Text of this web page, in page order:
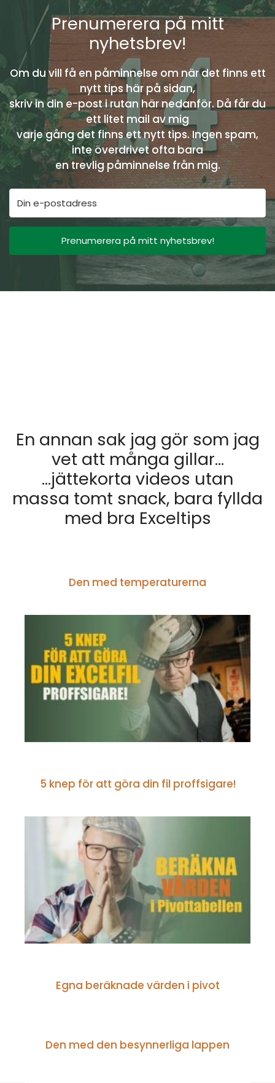
Prenumerera på mitt
nyhetsbrev!
Om du vill få en påminnelse om när det finns ett
nytt tips här på sidan,
skriv in din e-post i rutan här nedanför. Då får du
ett litet mail av mig
varje gång det finns ett nytt tips. Ingen spam,
inte överdrivet ofta bara
en trevlig påminnelse från mig.
Prenumerera på mitt nyhetsbrev!
En annan sak jag gör som jag
vet att många gillar…
…jättekorta videos utan
massa tomt snack, bara fyllda
med bra Exceltips
Den med temperaturerna
5 knep för att göra din fil proffsigare!
Egna beräknade värden i pivot
Den med den besynnerliga lappen